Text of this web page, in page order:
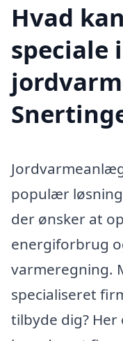
Hvad
speciale i
populær
der ønsker at
energiforbrug
varmeregning.
specialiseret
tilbyde dig? Her